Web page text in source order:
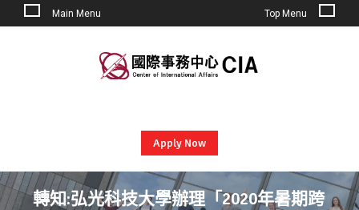
Main Menu Top Menu
Apply Now
轉知:弘光科技大學辦理「2020年暑期跨